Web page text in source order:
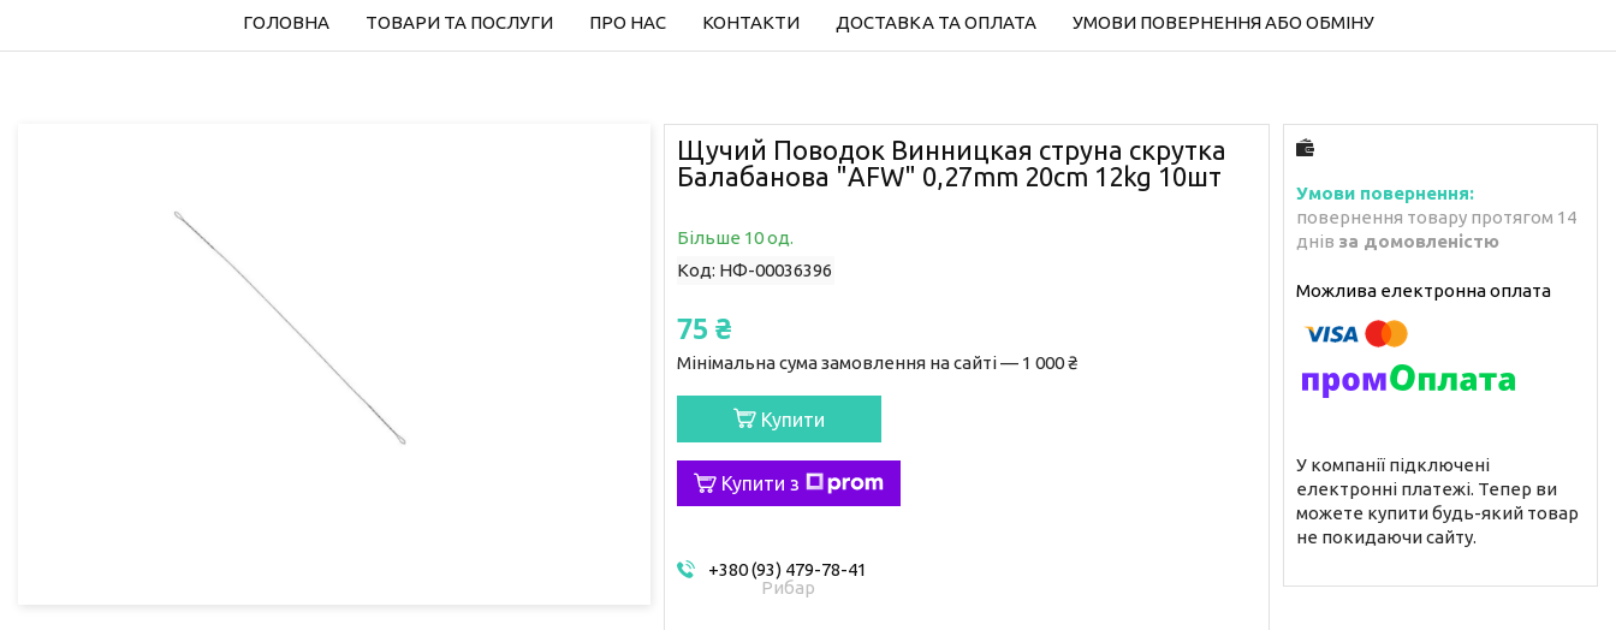
ГОЛОВНА ТОВАРИ ТА ПОСЛУГИ ПРО НАС КОНТАКТИ ДОСТАВКА ТА ОПЛАТА УМОВИ ПОВЕРНЕННЯ АБО ОБМІНУ
Щучий Поводок Винницкая струна скрутка
Балабанова "AFW" 0,27mm 20сm 12kg 10шт
Більше 10 од.
Код: НФ-00036396
75 ₴
Мінімальна сума замовлення на сайті — 1 000 ₴
Купити
Купити з
+380 (93) 479-78-41
Рибар
повернення товару протягом 14
днів за домовленістю
У компанії підключені
електронні платежі. Тепер ви
можете купити будь-який товар
не покидаючи сайту.